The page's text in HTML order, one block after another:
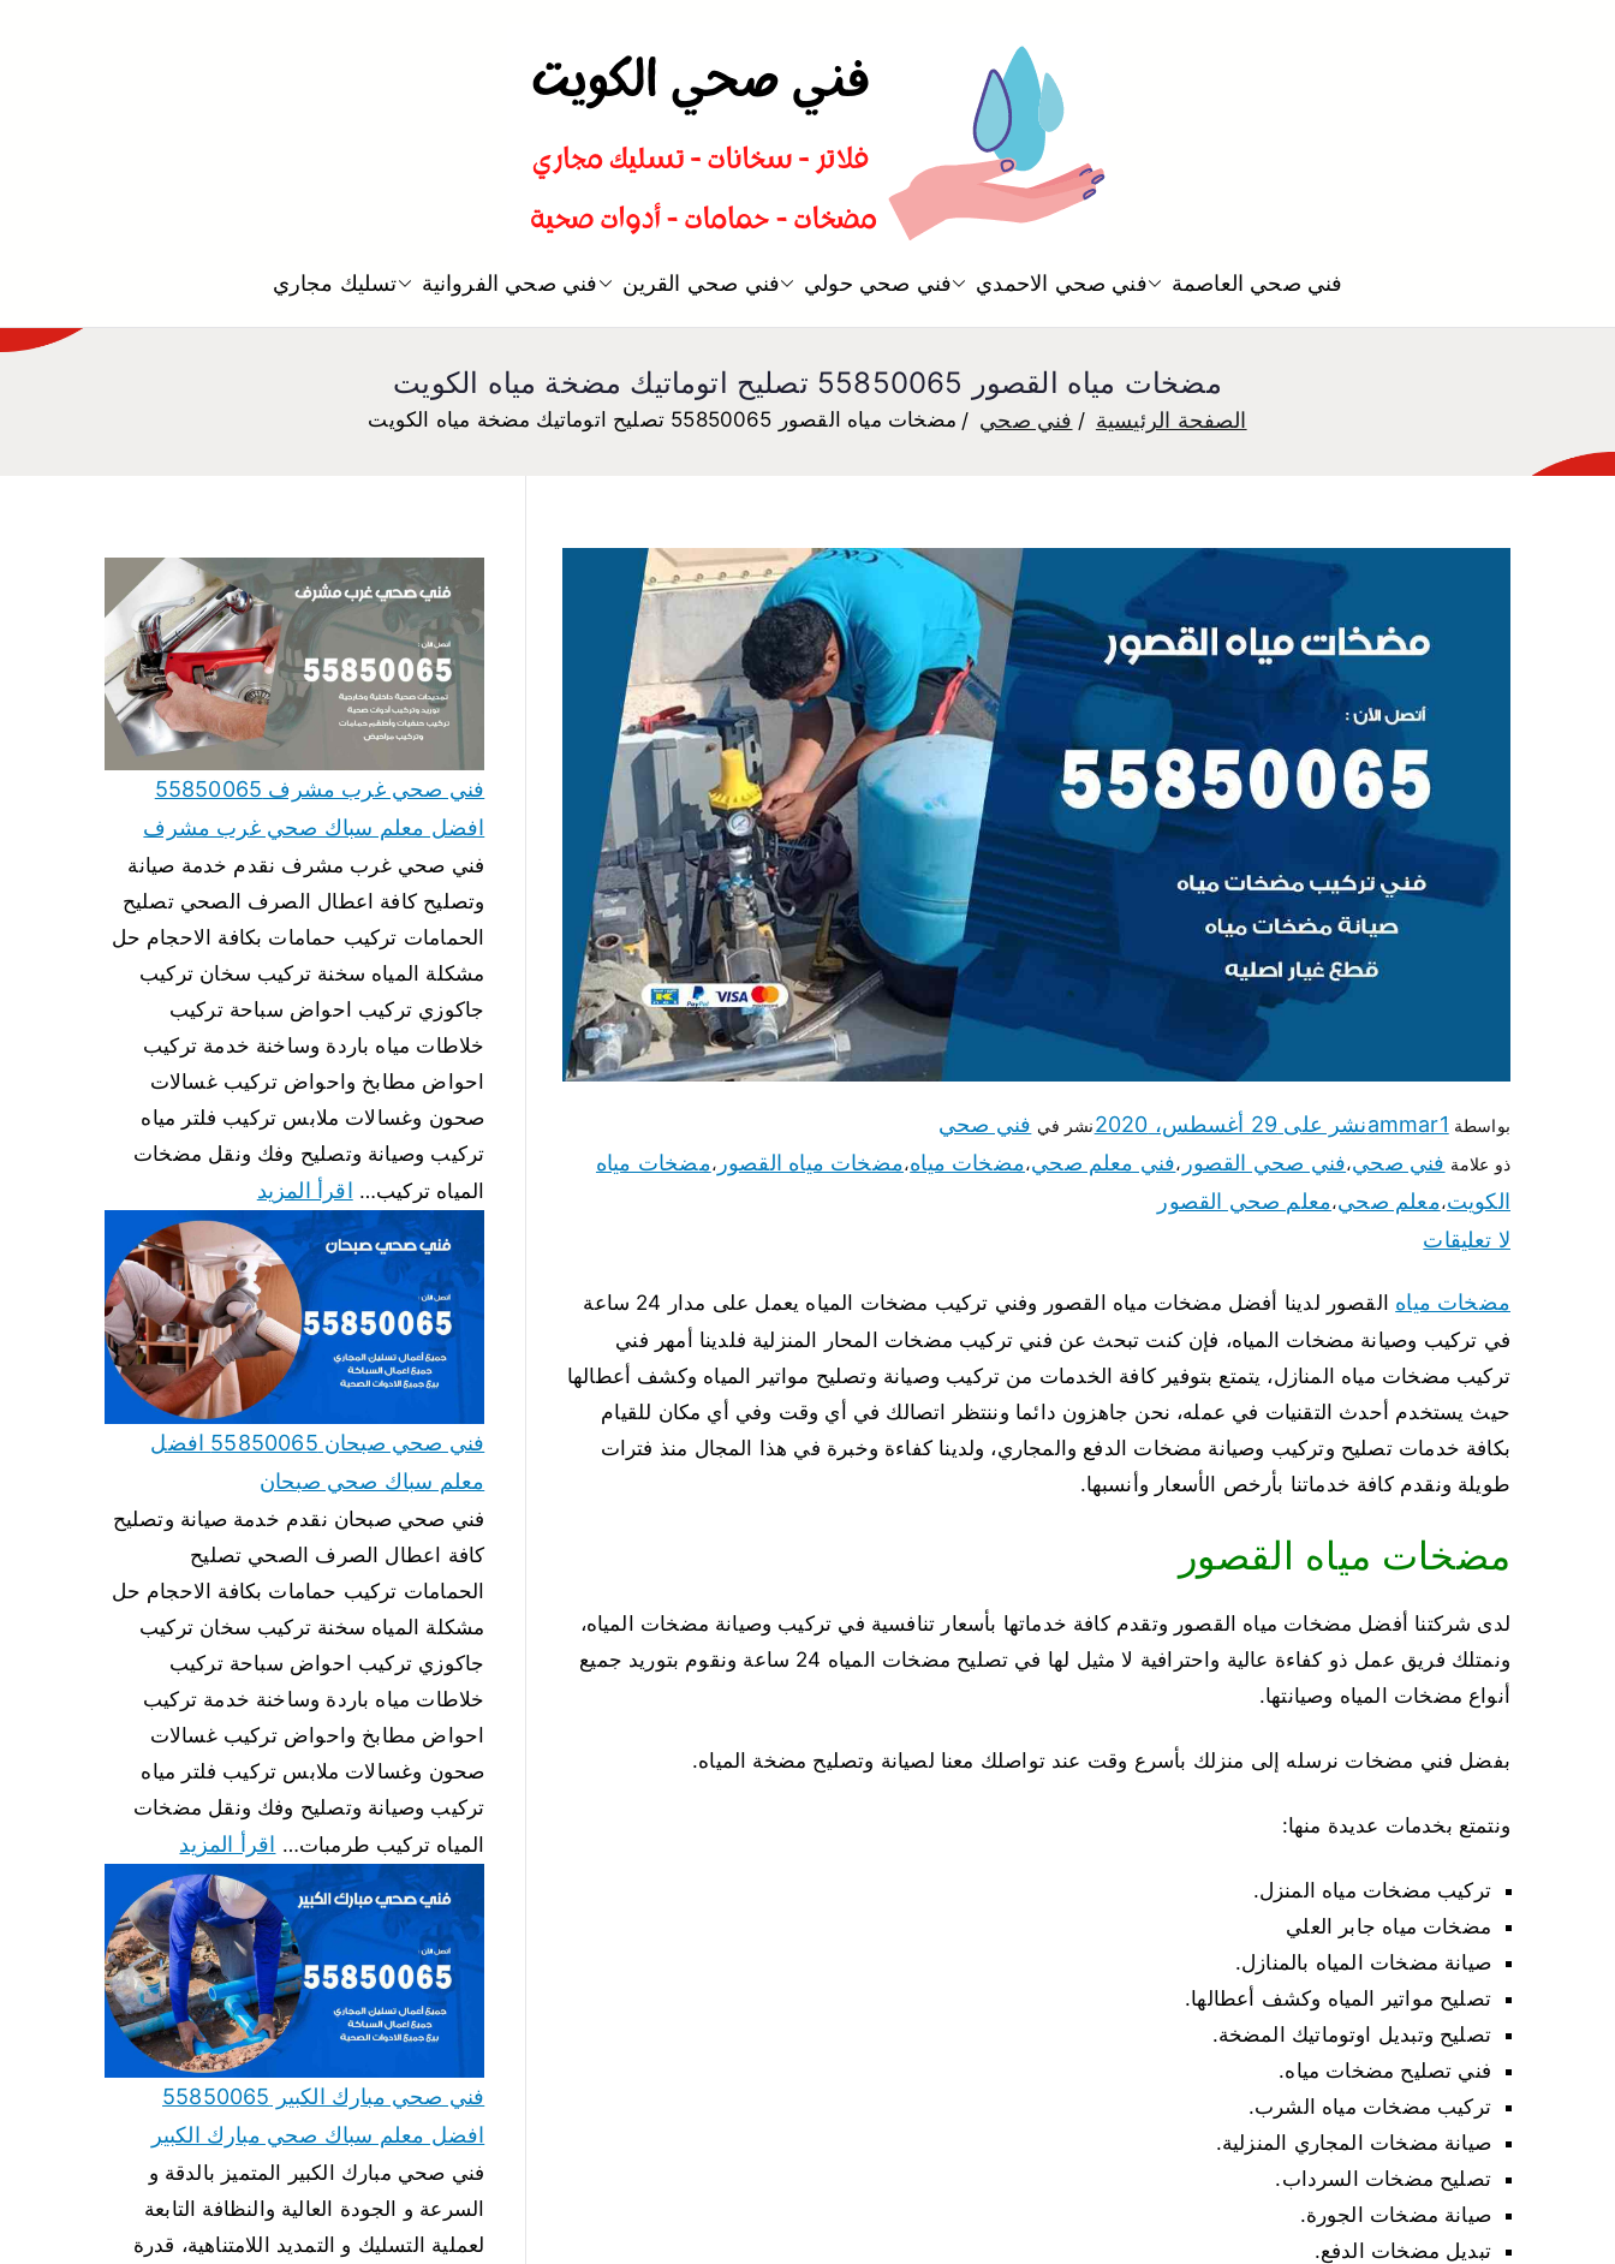
سباك صحي تسليك مجاري افضل معلم صحي فني صحي العاصمة فني صحي الاحمدي فني صحي حولي فني صحي القرين فني صحي الفروانية تسليك مجاري
مضخات مياه القصور 55850065 تصليح اتوماتيك مضخة مياه الكويت
الصفحة الرئيسية فني صحي مضخات مياه القصور 55850065 تصليح اتوماتيك مضخة مياه الكويت
بواسطة ammar1نشر على 29 أغسطس، 2020 نشر في فني صحي
ذو علامة فني صحي،فني صحي القصور ،فني معلم صحي،مضخات مياه،مضخات مياه القصور ،مضخات مياه
الكويت،معلم صحي،معلم صحي القصور
لا تعليقات
مضخات مياه
القصور لدينا أفضل مضخات مياه القصور وفني تركيب مضخات المياه يعمل على مدار 24 ساعة
في تركيب وصيانة مضخات المياه، فإن كنت تبحث عن فني تركيب مضخات المحار المنزلية فلدينا أمهر فني
تركيب مضخات مياه المنازل، يتمتع بتوفير كافة الخدمات من تركيب وصيانة وتصليح مواتير المياه وكشف أعطالها
حيث يستخدم أحدث التقنيات في عمله، نحن جاهزون دائما وننتظر اتصالك في أي وقت وفي أي مكان للقيام
بكافة خدمات تصليح وتركيب وصيانة مضخات الدفع والمجاري، ولدينا كفاءة وخبرة في هذا المجال منذ فترات
طويلة ونقدم كافة خدماتنا بأرخص الأسعار وأنسبها.
مضخات مياه القصور
لدى شركتنا أفضل مضخات مياه القصور وتقدم كافة خدماتها بأسعار تنافسية في تركيب وصيانة مضخات المياه،
ونمتلك فريق عمل ذو كفاءة عالية واحترافية لا مثيل لها في تصليح مضخات المياه 24 ساعة ونقوم بتوريد جميع
أنواع مضخات المياه وصيانتها.
بفضل فني مضخات نرسله إلى منزلك بأسرع وقت عند تواصلك معنا لصيانة وتصليح مضخة المياه.
ونتمتع بخدمات عديدة منها:
تركيب مضخات مياه المنزل.
مضخات مياه جابر العلي
صيانة مضخات المياه بالمنازل.
تصليح مواتير المياه وكشف أعطالها.
تصليح وتبديل اوتوماتيك المضخة.
فني تصليح مضخات مياه.
تركيب مضخات مياه الشرب.
صيانة مضخات المجاري المنزلية.
تصليح مضخات السرداب.
صيانة مضخات الجورة.
تبديل مضخات الدفع.
فني صحي غرب مشرف 55850065
افضل معلم سباك صحي غرب مشرف
فني صحي غرب مشرف نقدم خدمة صيانة
وتصليح كافة اعطال الصرف الصحي تصليح
الحمامات تركيب حمامات بكافة الاحجام حل
مشكلة المياه سخنة تركيب سخان تركيب
جاكوزي تركيب احواض سباحة تركيب
خلاطات مياه باردة وساخنة خدمة تركيب
احواض مطابخ واحواض تركيب غسالات
صحون وغسالات ملابس تركيب فلتر مياه
تركيب وصيانة وتصليح وفك ونقل مضخات
المياه تركيب… اقرأ المزيد
فني صحي صبحان 55850065 افضل
معلم سباك صحي صبحان
فني صحي صبحان نقدم خدمة صيانة وتصليح
كافة اعطال الصرف الصحي تصليح
الحمامات تركيب حمامات بكافة الاحجام حل
مشكلة المياه سخنة تركيب سخان تركيب
جاكوزي تركيب احواض سباحة تركيب
خلاطات مياه باردة وساخنة خدمة تركيب
احواض مطابخ واحواض تركيب غسالات
صحون وغسالات ملابس تركيب فلتر مياه
تركيب وصيانة وتصليح وفك ونقل مضخات
المياه تركيب طرمبات… اقرأ المزيد
فني صحي مبارك الكبير 55850065
افضل معلم سباك صحي مبارك الكبير
فني صحي مبارك الكبير المتميز بالدقة و
السرعة و الجودة العالية والنظافة التابعة
لعملية التسليك و التمديد اللامتناهية، قدرة